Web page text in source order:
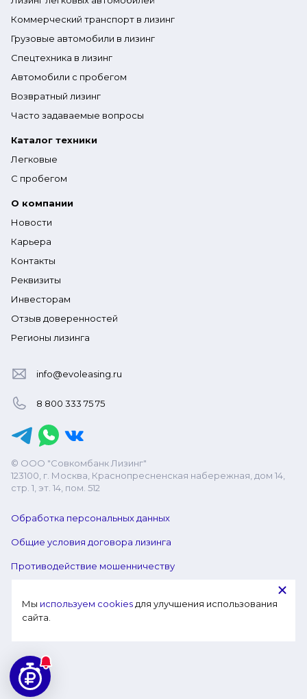
Коммерческий транспорт в лизинг
Грузовые автомобили в лизинг
Спецтехника в лизинг
Автомобили с пробегом
Возвратный лизинг
Часто задаваемые вопросы
Каталог техники
Легковые
С пробегом
О компании
Новости
Карьера
Контакты
Реквизиты
Инвесторам
Отзыв доверенностей
Регионы лизинга
info@evoleasing.ru
8 800 333 75 75
© ООО "Совкомбанк Лизинг"
123100, г. Москва, Краснопресненская набережная, дом 14,
стр. 1, эт. 14, пом. 512
Обработка персональных данных
Общие условия договора лизинга
Противодействие мошенничеству
Мы используем cookies для улучшения использования
сайта.